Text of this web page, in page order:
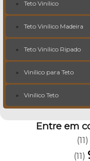
Teto Vinílico
Teto Vinílico Madeira
Teto Vinílico Ripado
Vinílico para Teto
Vinílico Teto
Entre em
(11)
(11)